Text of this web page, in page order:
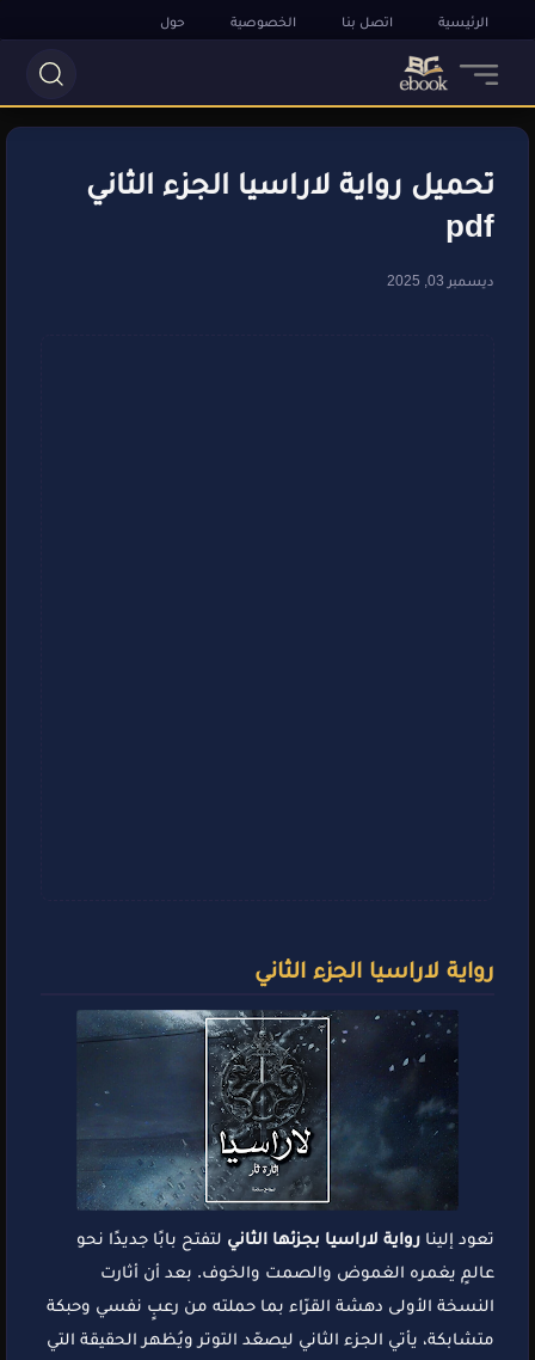
الرئيسية اتصل بنا الخصوصية حول
تحميل رواية لاراسيا الجزء الثاني
pdf
ديسمبر 03, 2025
رواية لاراسيا الجزء الثاني
تعود إلينا رواية لاراسيا بجزئها الثاني لتفتح بابًا جديدًا نحو
عالمٍ يغمره الغموض والصمت والخوف. بعد أن أثارت
النسخة الأولى دهشة القرّاء بما حملته من رعبٍ نفسي وحبكة
متشابكة، يأتي الجزء الثاني ليصعّد التوتر ويُظهر الحقيقة التي